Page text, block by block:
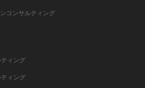
コンサルティング
ィング
ィング